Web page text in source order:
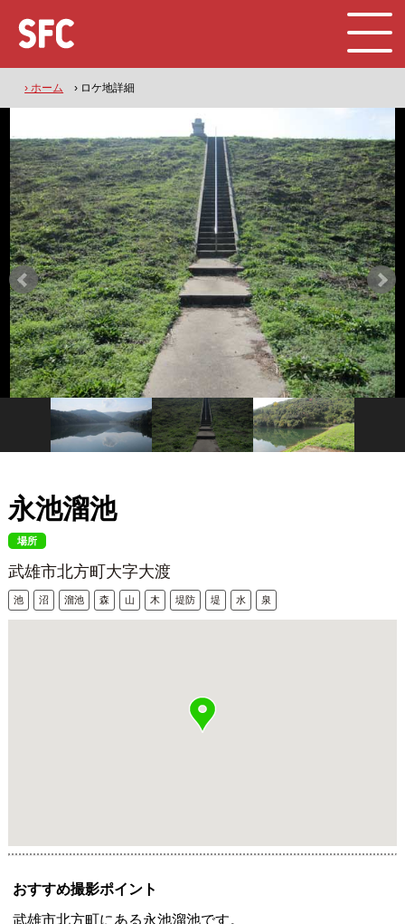
› ホーム › ロケ地詳細
永池溜池
場所
武雄市北方町大字大渡
池 沼 溜池 森 山 木 堤防 堤 水 泉
おすすめ撮影ポイント
武雄市北方町にある永池溜池です。